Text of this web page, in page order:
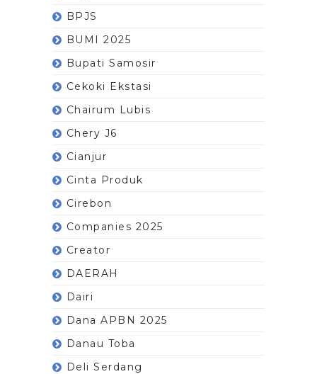
BPJS
BUMI 2025
Bupati Samosir
Cekoki Ekstasi
Chairum Lubis
Chery J6
Cianjur
Cinta Produk
Cirebon
Companies 2025
Creator
DAERAH
Dairi
Dana APBN 2025
Danau Toba
Deli Serdang